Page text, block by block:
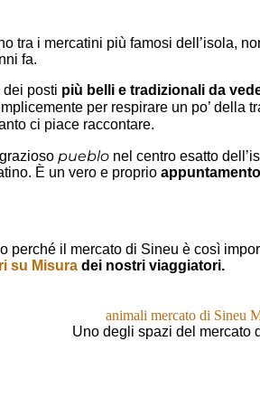
tra i mercatini più famosi dell’isola,
fa.
dei posti più belli e tradizionali da
per respirare un po’ della
ci piace raccontare.
grazioso pueblo nel centro esatto
È un vero e proprio
perché il mercato di Sineu è così
su Misura dei nostri viaggiatori.
Uno degli spazi del mercato